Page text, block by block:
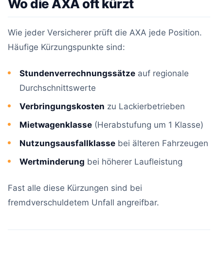
Wo die AXA oft kürzt
Wie jeder Versicherer prüft die AXA jede Position.
Häufige Kürzungspunkte sind:
Stundenverrechnungssätze auf regionale
Durchschnittswerte
Verbringungskosten zu Lackierbetrieben
Mietwagenklasse (Herabstufung um 1 Klasse)
Nutzungsausfallklasse bei älteren Fahrzeugen
Wertminderung bei höherer Laufleistung
Fast alle diese Kürzungen sind bei
fremdverschuldetem Unfall angreifbar.